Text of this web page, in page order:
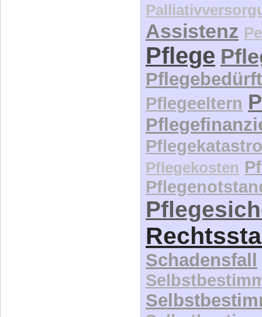
Assistenz
Pflege
Pflegeeltern
Pflegekosten
Schadensfall